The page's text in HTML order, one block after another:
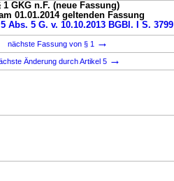
1 GKG n.F. (neue Fassung)
01.01.2014 geltenden Fassung
Abs. 5 G. v. 10.10.2013 BGBl. I S. 3799
nächste Fassung von § 1
→
Änderung durch Artikel 5 →